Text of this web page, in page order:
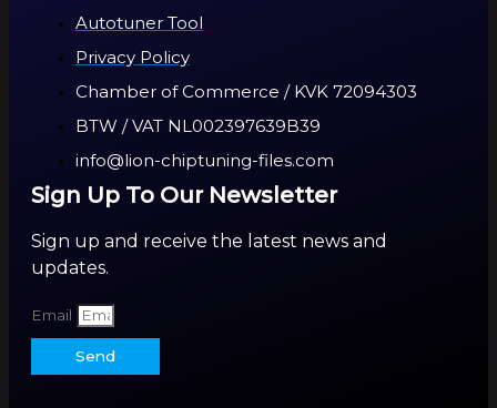
Autotuner Tool
Privacy Policy
Chamber of Commerce / KVK 72094303
BTW / VAT NL002397639B39
info@lion-chiptuning-files.com
Sign Up To Our Newsletter
Sign up and receive the latest news and
updates.
Email
Send